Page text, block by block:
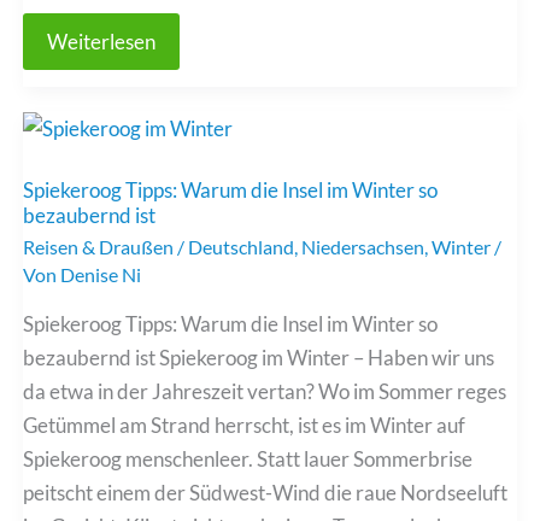
Zu
USA
&
Grenzübertritt
mit
spektakulärer
Aussicht
bei
den
Weiterlesen
Spiekeroog Tipps: Warum die Insel im Winter so
bezaubernd ist
Reisen & Draußen / Deutschland Niedersachsen ,Winter /
Von Denise Ni
Spiekeroog Tipps: Warum die Insel im Winter so
bezaubernd ist Spiekeroog im Winter – Haben wir uns
da etwa in der Jahreszeit vertan? Wo im Sommer reges
Getümmel am Strand herrscht, ist es im Winter auf
Spiekeroog menschenleer. Statt lauer Sommerbrise
peitscht einem der Südwest-Wind die raue Nordseeluft